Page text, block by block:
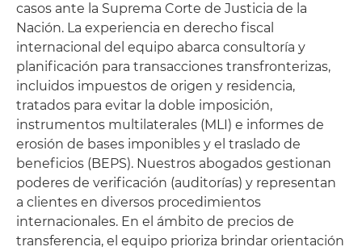
casos ante la Suprema Corte de Justicia de la
Nación. La experiencia en derecho fiscal
internacional del equipo abarca consultoría y
planificación para transacciones transfronterizas,
incluidos impuestos de origen y residencia,
tratados para evitar la doble imposición,
instrumentos multilaterales (MLI) e informes de
erosión de bases imponibles y el traslado de
beneficios (BEPS). Nuestros abogados gestionan
poderes de verificación (auditorías) y representan
a clientes en diversos procedimientos
internacionales. En el ámbito de precios de
transferencia, el equipo prioriza brindar orientación